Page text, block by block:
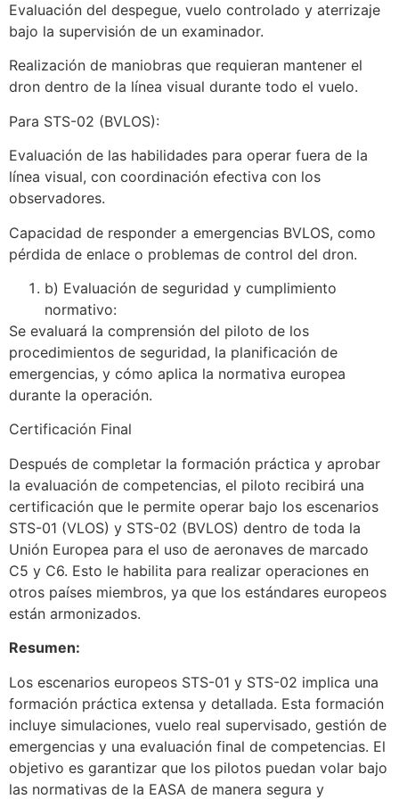
Evaluación del despegue, vuelo controlado y aterrizaje
bajo la supervisión de un examinador.
Realización de maniobras que requieran mantener el
dron dentro de la línea visual durante todo el vuelo.
Para STS-02 (BVLOS):
Evaluación de las habilidades para operar fuera de la
línea visual, con coordinación efectiva con los
observadores.
Capacidad de responder a emergencias BVLOS, como
pérdida de enlace o problemas de control del dron.
b) Evaluación de seguridad y cumplimiento
normativo:
Se evaluará la comprensión del piloto de los
procedimientos de seguridad, la planificación de
emergencias, y cómo aplica la normativa europea
durante la operación.
Certificación Final
Después de completar la formación práctica y aprobar
la evaluación de competencias, el piloto recibirá una
certificación que le permite operar bajo los escenarios
STS-01 (VLOS) y STS-02 (BVLOS) dentro de toda la
Unión Europea para el uso de aeronaves de marcado
C5 y C6. Esto le habilita para realizar operaciones en
otros países miembros, ya que los estándares europeos
están armonizados.
Resumen:
Los escenarios europeos STS-01 y STS-02 implica una
formación práctica extensa y detallada. Esta formación
incluye simulaciones, vuelo real supervisado, gestión de
emergencias y una evaluación final de competencias. El
objetivo es garantizar que los pilotos puedan volar bajo
las normativas de la EASA de manera segura y